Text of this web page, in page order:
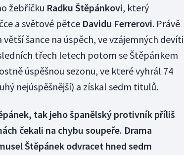
žebříčku Radku Štěpánkovi, který
a světové pětce Davidu Ferrerovi. Právě
šance na úspěch, ve vzájemných devíti
třech letech potom se Štěpánkem
úspěšnou sezonu, ve které vyhrál 74
nejúspěšnější) a získal sedm titulů.
tak jeho španělský protivník příliš
čekali na chybu soupeře. Drama
Štěpánek odvracet hned sedm